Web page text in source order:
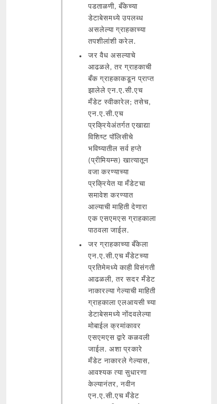
पडताळणी, बँकेच्या
डेटाबेसमध्ये उपलब्ध
असलेल्या ग्राहकाच्या
तपशीलांशी करेल.
जर वैध असल्याचे
आढळले, तर ग्राहकाची
बँक ग्राहकाकडून प्राप्त
झालेले एन.ए.सी.एच
मँडेट स्वीकारेल; तसेच,
एन.ए.सी.एच
प्रक्रियेअंतर्गत एखाद्या
विशिष्ट पॉलिसीचे
भविष्यातील सर्व हप्ते
(प्रीमियम्स) खात्यातून
वजा करण्याच्या
प्रक्रियेत या मँडेटचा
समावेश करण्यात
आल्याची माहिती देणारा
एक एसएमएस ग्राहकाला
पाठवला जाईल.
जर ग्राहकाच्या बँकेला
एन.ए.सी.एच मँडेटच्या
प्रतिमेमध्ये काही विसंगती
आढळली, तर सदर मँडेट
नाकारल्या गेल्याची माहिती
ग्राहकाला एलआयसी च्या
डेटाबेसमध्ये नोंदवलेल्या
मोबाईल क्रमांकावर
एसएमएस द्वारे कळवली
जाईल. अशा प्रकारे
मँडेट नाकारले गेल्यास,
आवश्यक त्या सुधारणा
केल्यानंतर, नवीन
एन.ए.सी.एच मँडेट